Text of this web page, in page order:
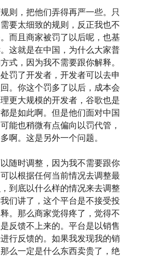
则，把他们弄得再严一些。只
要太细致的规则，反正我也不
而且商家被罚了以后呢，也基
这就是在中国，为什么大家普
式，因为我不需要跟你解释。
罚了开发者，开发者可以去申
。你这个罚多了以后，成本会
理更大规模的开发者，谷歌也是
是如此啊。但是他们面对中国
能也稍微有点偏向以罚代管，
啊。这是另外一个问题。
随时调整，因为我不需要跟你
以根据任何当前情况去调整最
到底以什么样的情况来去调整
们讲了，这个平台是不接受投
。那么商家觉得疼了，觉得不
反馈不上来的。平台是以销售
行反馈的。如果我发现我的销
么一定是什么东西卖贵了，绝